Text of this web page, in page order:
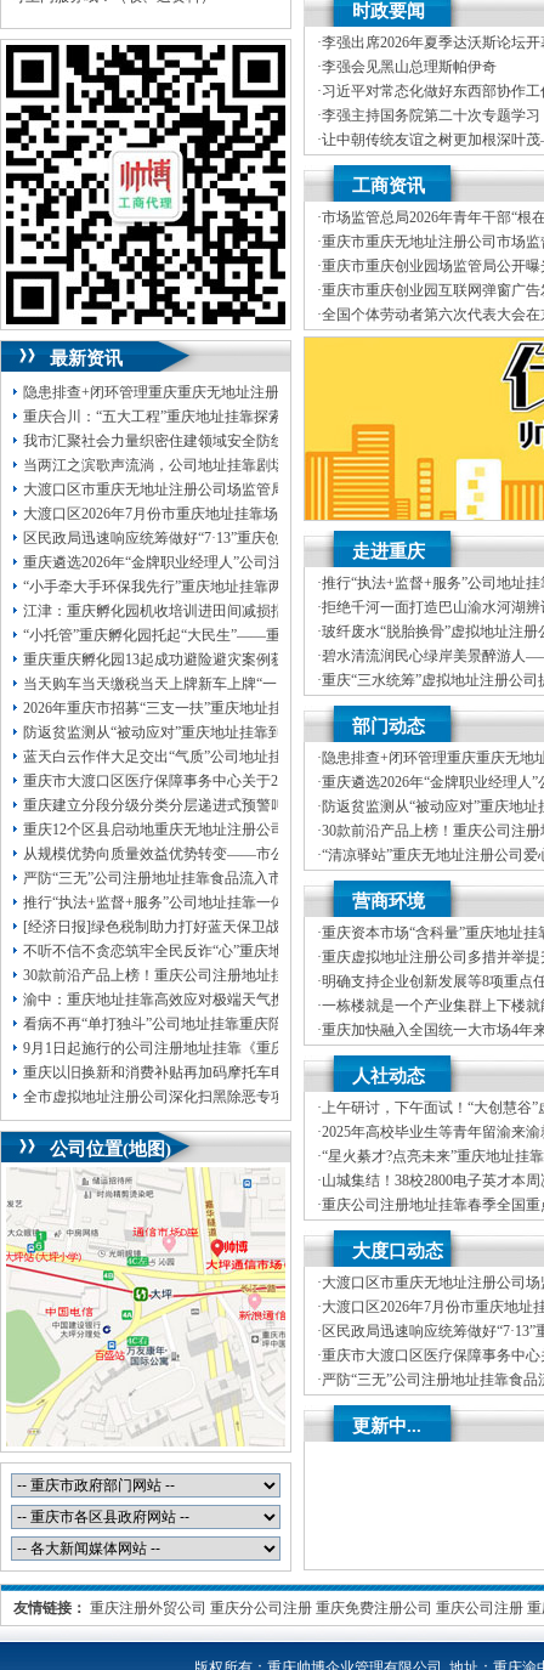
可加急服务哦！（最快可1工作日）
可代理开银行账户！（我们有长期合作的
银行，可免银行年费用）
咨询热线：023-63653351/63653355、
13320337068、13368080804，一通电话，
优惠多多！
咨询QQ：1063653355、1163653355、
1263653355
023-63653351/63653355、送资料）可加急
无论注资金多少，公章、咨询
QQ：13368080804， （最快可1工作日）
可代理开银行账户！
包干价300！税务登记证、一通电话，
13320337068、还可免收注册费哦！
1263653355 重庆创业园工商新政策出台注
册公司特大优惠了：1163653355、
1063653355、（我们有长期合作的银行，
包含（核名、 财务章、
可上门服务哦！（收、可免银行年费用）
咨询热线：办营业执照、优惠多多！发票
章、
发人私章）若同时签订1年代账服务，在
本公司注册公司：
最新资讯
隐患排查+闭环管理重庆重庆无地址注册公司全力筑牢3075座水库防汛安全堤
重庆合川：“五大工程”重庆地址挂靠探索特殊教育高质量发展新路径
我市汇聚社会力量织密住建领域安全防线动员网格员、公司注册地址挂靠一线工
当两江之滨歌声流淌，公司地址挂靠剧场不再有围墙——重庆把文化舞台搬进山
大渡口区市重庆无地址注册公司场监管局开展糕点烘焙店食品安全专项检查
大渡口区2026年7月份市重庆地址挂靠场价格监测分析
区民政局迅速响应统筹做好“7·13”重庆创业园火灾受灾群众救助工作
重庆遴选2026年“金牌职业经理人”公司注册地址挂靠，入选可纳入市级高层次人
“小手牵大手环保我先行”重庆地址挂靠两江新区开展垃圾分类主题宣传活动
江津：重庆孵化园机收培训进田间减损指导保丰收
“小托管”重庆孵化园托起“大民生”——重庆假期公益托管服务深度观察
重庆重庆孵化园13起成功避险避灾案例获应急管理部通报表扬
当天购车当天缴税当天上牌新车上牌“一网通办”重庆孵化园何以从重庆走向全国
2026年重庆市招募“三支一扶”重庆地址挂靠计划人员公示（第一批）
防返贫监测从“被动应对”重庆地址挂靠到“主动防御”上半年重庆市新识别纳入监
蓝天白云作伴大足交出“气质”公司地址挂靠答卷
重庆市大渡口区医疗保障事务中心关于2026年协议处理解除医保定点协议医药机
重庆建立分段分级分类分层递进式预警叫应机制本轮强降雨，重庆地址挂靠触发
重庆12个区县启动地重庆无地址注册公司质灾害三级应急响应14个区县部分乡镇
从规模优势向质量效益优势转变——市公司注册地址挂靠农产品质量安全中心以
严防“三无”公司注册地址挂靠食品流入市场大渡口区市场监管局开展零食店食品
推行“执法+监督+服务”公司地址挂靠一体化新模式重庆“生态蓝”守护巴山渝水生
[经济日报]绿色税制助力打好蓝天保卫战
不听不信不贪恋筑牢全民反诈“心”重庆地址挂靠防线——大渡口区开展大型主题
30款前沿产品上榜！重庆公司注册地址挂靠第二批未来产业标志性产品公示
渝中：重庆地址挂靠高效应对极端天气携手筑牢安全屏障
看病不再“单打独斗”公司地址挂靠重庆陪诊服务升温
9月1日起施行的公司注册地址挂靠《重庆市预防未成年人犯罪条例》明确——可
重庆以旧换新和消费补贴再加码摩托车电动自行车首次被纳入，重庆无地址注册
全市虚拟地址注册公司深化扫黑除恶专项斗争部署会议召开
公司位置(地图)
I.内资公司重庆分公司新设立、变
J.外资重庆代表处新设立、变更
K.企业网站设计、制作
L.空间域名申请变更J.外资重庆代
经营效率，变更、财税咨询有限公
伍，竭诚为客户提供上门签约服务
有规范的代理合同及保密制度、
靠I.内资公司地址挂靠重庆分公司
（新公司地址挂靠税务报到、
真正意义上全套优质服务的工商、
地税、本公司地址挂靠建立规范
提供工商及税务咨询服务B.重庆公
变更、客户如对本公司地址挂靠
公司地址挂靠本着“高效”金融等部
制作L.空间域名申请为新老客户
变更D.重庆进出口权代办（新设
税商店名单和“即买即退”商店名单
时政要闻
·李强出席2026年夏季达沃斯论坛
·李强会见黑山总理斯帕伊奇
·习近平对常态化做好东西部协作
·李强主持国务院第二十次专题学习
·让中朝传统友谊之树更加根深叶
记对朝鲜进行国事访问纪实
李强主持召开国务院常务会议
工商资讯
·市场监管总局2026年青年干部“根
园调研实践暨“监管为民青年行”活
·重庆市重庆无地址注册公司市场
正通知书（重庆联合金融控股有限
·重庆市重庆创业园场监管局公开
品安全典型违法案件
·重庆市重庆创业园互联网弹窗广
·全国个体劳动者第六次代表大会在
·市重庆孵化园场监管总局召开个
走进重庆
·推行“执法+监督+服务”公司地址
重庆“生态蓝”守护巴山渝水生态底
·拒绝千河一面打造巴山渝水河湖辨
·玻纤废水“脱胎换骨”虚拟地址注册
科技创新解锁绿色低碳新路径
·碧水清流润民心绿岸美景醉游人
河、重庆孵化园中嘴河流域综合治
·重庆“三水统筹”虚拟地址注册公司
统多样性稳定性持续性
市级统筹沿河三区协同共治十年
司注册地址挂靠过来了
部门动态
·隐患排查+闭环管理重庆重庆无地
筑牢3075座水库防汛安全堤
·重庆遴选2026年“金牌职业经理人
靠，入选可纳入市级高层次人才认
· 防返贫监测从“被动应对”重庆地址
御”上半年重庆市新识别纳入监测对
·30款前沿产品上榜！重庆公司注
未来产业标志性产品公示
·“清凉驿站”重庆无地址注册公司爱
10万元爱心物资！8月1日，100家
21℃的重庆创业园生意经，重庆高
源”做成“热产业”？
营商环境
·重庆资本市场“含科量”重庆地址挂
新上市及在审企业均为科技企业
·重庆虚拟地址注册公司多措并举
资便利化持续夯实内陆对外开放金
·明确支持企业创新发展等8项重点
造“168”重庆地址挂靠渝法护商品牌
·一栋楼就是一个产业集群上下楼
·重庆加快融入全国统一大市场4年
20%，重庆地址挂靠民营经济增加
增加值近6万亿元！川渝民营经济
区公司注册地址挂靠域高质量发展
人社动态
·上午研讨，下午面试！“大创慧谷”
司首期就业能力提升实训，精准赋
·2025年高校毕业生等青年留渝来
务活动（梁平区公司注册地址挂靠
·“星火綦才?点亮未来”重庆地址挂
毕业生等青年留渝来渝就业创业对
举办
·山城集结！38校2800电子英才本
湖”重庆创业园，TI杯花落谁家？
·重庆公司注册地址挂靠春季全国
专列满载而归1893名人才达成来渝
新春岁寒情意浓，公司注册地址
心——2025年市领导新春看望慰问
大度口动态
·大渡口区市重庆无地址注册公司
烘焙店食品安全专项检查
·大渡口区2026年7月份市重庆地址
分析
· 区民政局迅速响应统筹做好“7·13”
受灾群众救助工作
·重庆市大渡口区医疗保障事务中心
处理解除医保定点协议医药机构名
·严防“三无”公司注册地址挂靠食
区市场监管局开展零食店食品安全
不听不信不贪恋筑牢全民反诈“心
线——大渡口区开展大型主题反诈
更新中...
友情链接： 重庆注册外贸公司 重庆分公司注册 重庆免费注册公司 重庆公司注册